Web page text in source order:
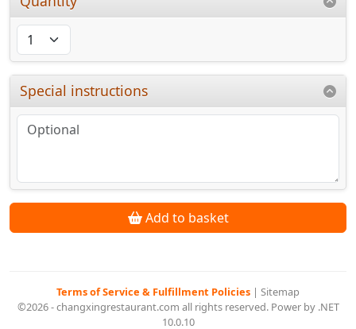
Special instructions
Add to basket
Terms of Service & Fulfillment Policies | Sitemap
©2026 - changxingrestaurant.com all rights reserved. Power by .NET
10.0.10